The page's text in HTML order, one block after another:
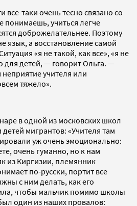
все-таки очень тесно связано со
понимаешь, учиться легче
доброжелательнее. Поэтому
язык, а восстановление самой
«я не такой, как все», «я не
для детей, — говорит Ольга. —
неприятие учителя или
тяжело».
в одной из московских школ
мигрантов: «Учителя там
уж очень эмоционально:
очень гуманно, но к нам
из Киргизии, племянник
по-русски, портит все
с ним делать, как его
чтобы мальчик помимо школы
один из наших провалов: